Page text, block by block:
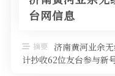
台网信息
摘要 济南黄河业余
计抄收62位友台参与新